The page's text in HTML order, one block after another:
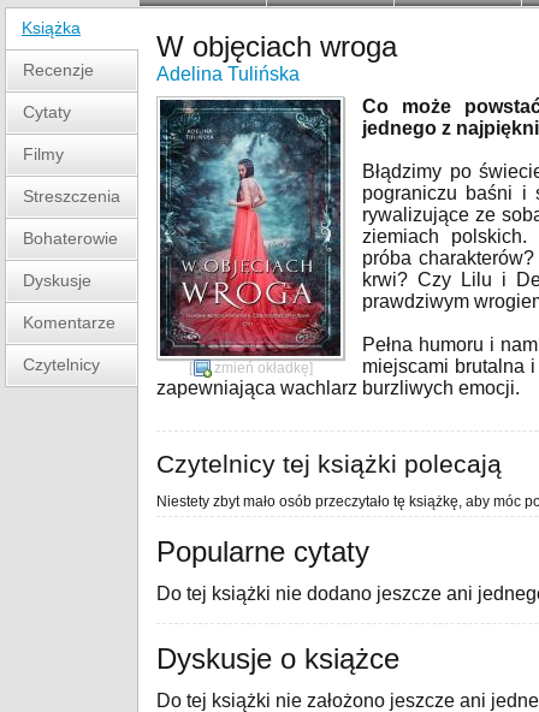
Książka
Recenzje
Cytaty
Filmy
Streszczenia
Bohaterowie
Dyskusje
Komentarze
Czytelnicy
W objęciach wroga
Adelina Tulińska
[ zmień okładkę]
Co może
jednego z
Błądzimy po
pograniczu baśni i
rywalizujące ze
ziemiach
próba
krwi? Czy Lilu i
prawdziwym
Pełna humoru i
miejscami brutalna
zapewniająca wachlarz burzliwych emocji.
Czytelnicy tej książki polecają
Niestety zbyt mało osób przeczytało tę książkę, aby móc
Popularne cytaty
Do tej książki nie dodano jeszcze ani
Dyskusje o książce
Do tej książki nie założono jeszcze ani